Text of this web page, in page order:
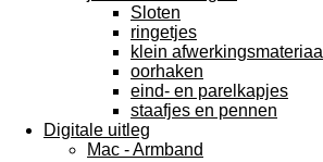
Sloten
ringetjes
klein afwerkingsmateriaal
oorhaken
eind- en parelkapjes
staafjes en pennen
Digitale uitleg
Mac - Armband